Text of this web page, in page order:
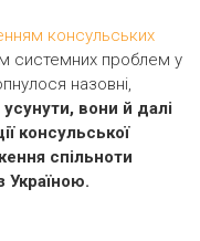
консульських
системних проблем у
назовні,
вони й далі
консульської
спільноти
Україною.